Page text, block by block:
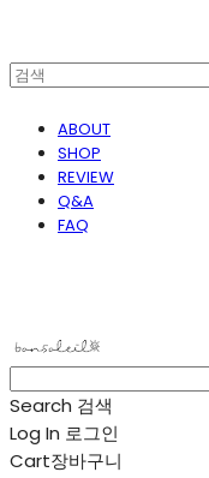
ABOUT
SHOP
REVIEW
Q&A
FAQ
Search 검색
Log In 로그인
Cart장바구니